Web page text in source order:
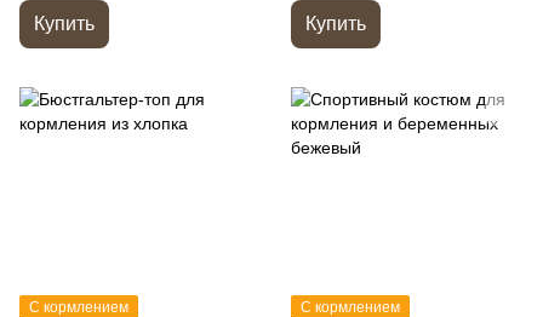
Купить Купить
С кормлением С кормлением